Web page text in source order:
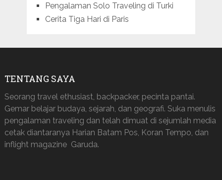
Pengalaman Solo Traveling di Turki
Cerita Tiga Hari di Paris
TENTANG SAYA
Seorang travel ethusiast, backpacker, pecinta pantai.
Gemar belajar budaya, sejarah, dan geografi. Suka menulis
pengalaman traveling dan telah dimuat di sejumlah media
cetak diantaranya Harian Batam Pos, Koran Tempo, dan
inflight magazine Garuda.